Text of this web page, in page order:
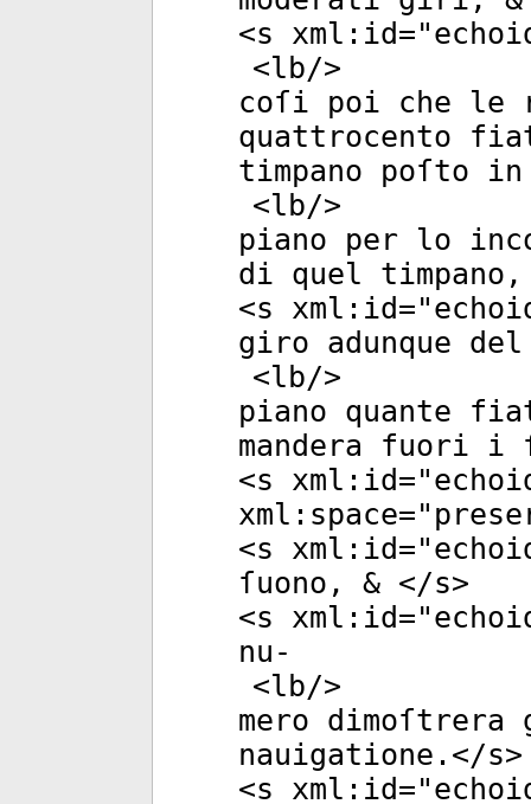
<s xml:id="
<lb/>
coſi poi che le
quattrocento
timpano poſto in
<lb/>
piano per lo
di quel
<s xml:id="
giro adunque del
<lb/>
piano quante
mandera fuori i
<s xml:id="
xml:space="
<s xml:id="
ſuono, & </s>
<s xml:id="
nu-
<lb/>
mero
nauigatione.</s>
<s xml:id="